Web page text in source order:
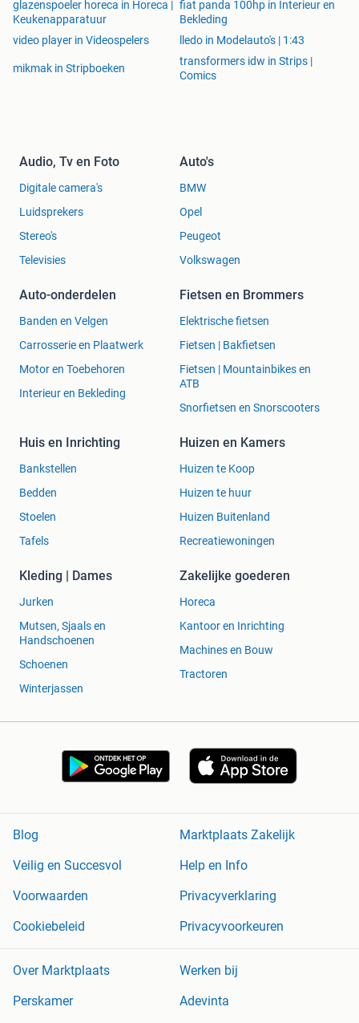
glazenspoeler horeca in Horeca |
Keukenapparatuur
fiat panda 100hp in Interieur en
Bekleding
video player in Videospelers
lledo in Modelauto's | 1:43
mikmak in Stripboeken
transformers idw in Strips |
Comics
Audio, Tv en Foto
Digitale camera's
Luidsprekers
Stereo's
Televisies
Auto's
BMW
Opel
Peugeot
Volkswagen
Auto-onderdelen
Banden en Velgen
Carrosserie en Plaatwerk
Motor en Toebehoren
Interieur en Bekleding
Fietsen en Brommers
Elektrische fietsen
Fietsen | Bakfietsen
Fietsen | Mountainbikes en
ATB
Snorfietsen en Snorscooters
Huis en Inrichting
Bankstellen
Bedden
Stoelen
Tafels
Huizen en Kamers
Huizen te Koop
Huizen te huur
Huizen Buitenland
Recreatiewoningen
Kleding | Dames
Jurken
Mutsen, Sjaals en
Handschoenen
Schoenen
Winterjassen
Zakelijke goederen
Horeca
Kantoor en Inrichting
Machines en Bouw
Tractoren
Blog
Marktplaats Zakelijk
Veilig en Succesvol
Help en Info
Voorwaarden
Privacyverklaring
Cookiebeleid
Privacyvoorkeuren
Over Marktplaats
Werken bij
Perskamer
Adevinta